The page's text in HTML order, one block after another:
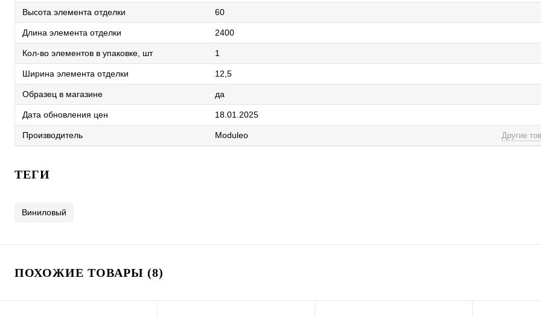
Высота элемента отделки 60
Длина элемента отделки 2400
Кол-во элементов в упаковке, шт 1
Ширина элемента отделки 12,5
Образец в магазине да
Дата обновления цен 18.01.2025
Производитель Moduleo Другие
ТЕГИ
Виниловый
ПОХОЖИЕ ТОВАРЫ (8)